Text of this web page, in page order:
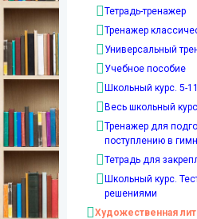
Тетрадь-тренажер
Тренажер
Универсальный
Учебное пособие
Школьный курс. 5-
Весь школьный
Тренажер для
поступлению в
Тетрадь для
Школьный курс.
решениями
Художественная